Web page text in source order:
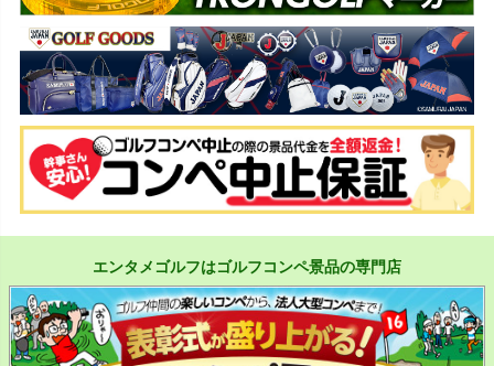
エンタメゴルフはゴルフコンペ景品の専門店